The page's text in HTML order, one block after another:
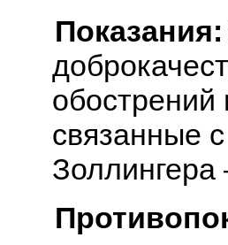
Показания:
обострений
связанные